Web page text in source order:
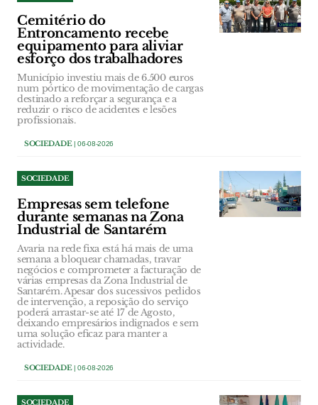
Cemitério do
Entroncamento recebe
equipamento para aliviar
esforço dos trabalhadores
Município investiu mais de 6.500 euros
num pórtico de movimentação de cargas
destinado a reforçar a segurança e a
reduzir o risco de acidentes e lesões
profissionais.
SOCIEDADE| 06-08-2026
SOCIEDADE
Empresas sem telefone
durante semanas na Zona
Industrial de Santarém
Avaria na rede fixa está há mais de uma
semana a bloquear chamadas, travar
negócios e comprometer a facturação de
várias empresas da Zona Industrial de
Santarém. Apesar dos sucessivos pedidos
de intervenção, a reposição do serviço
poderá arrastar-se até 17 de Agosto,
deixando empresários indignados e sem
uma solução eficaz para manter a
actividade.
SOCIEDADE| 06-08-2026
SOCIEDADE